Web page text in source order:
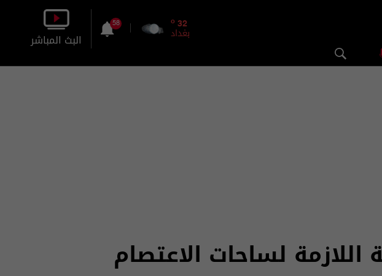
32
o
بغداد
58
البث المباشر
لساحات الاعتصام